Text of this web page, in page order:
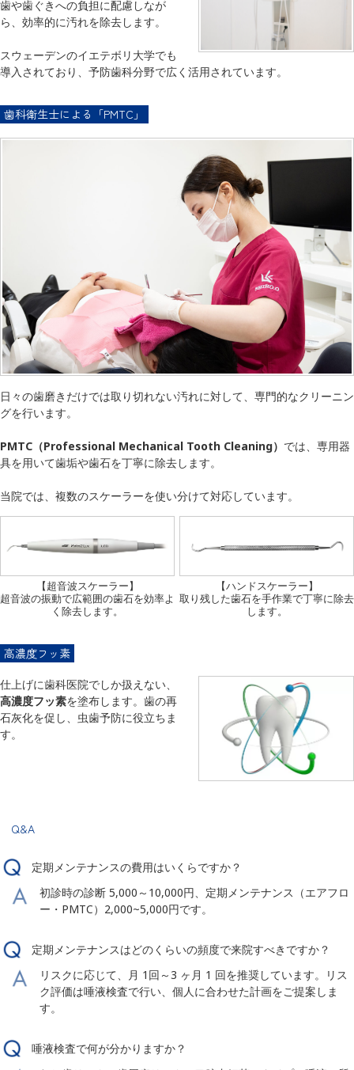
歯や歯ぐきへの負担に配慮しなが
ら、効率的に汚れを除去します。
スウェーデンのイエテボリ大学でも
導入されており、予防歯科分野で広く活用されています。
歯科衛生士による「PMTC」
日々の歯磨きだけでは取り切れない汚れに対して、専門的なクリーニン
グを行います。
PMTC（Professional Mechanical Tooth Cleaning） では、専用器
具を用いて歯垢や歯石を丁寧に除去します。
当院では、複数のスケーラーを使い分けて対応しています。
【超音波スケーラー】
超音波の振動で広範囲の歯石を効率よ
く除去します。
【ハンドスケーラー】
取り残した歯石を手作業で丁寧に除去
します。
高濃度フッ素
仕上げに歯科医院でしか扱えない、
高濃度フッ素を塗布します。歯の再
石灰化を促し、虫歯予防に役立ちま
す。
Q&A
定期メンテナンスの費用はいくらですか？
初診時の診断 5,000～10,000円、定期メンテナンス（エアフロ
ー・PMTC）2,000~5,000円です。
定期メンテナンスはどのくらいの頻度で来院すべきですか？
リスクに応じて、月 1回～3 ヶ月 1 回を推奨しています。リス
ク評価は唾液検査で行い、個人に合わせた計画をご提案しま
す。
唾液検査で何が分かりますか？